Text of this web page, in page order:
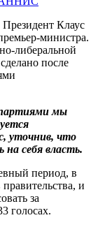
Президент Клаус
министра.
либеральной
после
мы
уточнив, что
себя власть.
период, в
правительства, и
за
голосах.